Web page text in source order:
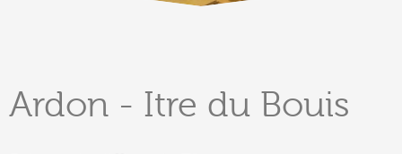
Ardon - Itre du Bouis